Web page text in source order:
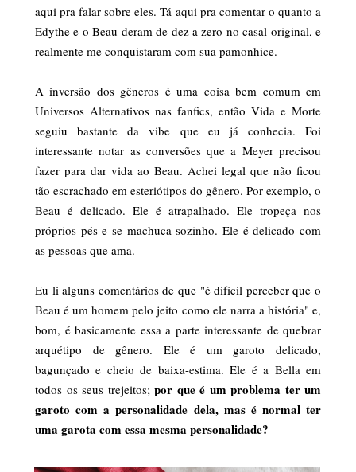
aqui pra falar sobre eles. Tá aqui pra comentar o quanto a
Edythe e o Beau deram de dez a zero no casal original, e
realmente me conquistaram com sua pamonhice.
A inversão dos gêneros é uma coisa bem comum em
Universos Alternativos nas fanfics, então Vida e Morte
seguiu bastante da vibe que eu já conhecia. Foi
interessante notar as conversões que a Meyer precisou
fazer para dar vida ao Beau. Achei legal que não ficou
tão escrachado em esteriótipos do gênero. Por exemplo, o
Beau é delicado. Ele é atrapalhado. Ele tropeça nos
próprios pés e se machuca sozinho. Ele é delicado com
as pessoas que ama.
Eu li alguns comentários de que "é difícil perceber que o
Beau é um homem pelo jeito como ele narra a história" e,
bom, é basicamente essa a parte interessante de quebrar
arquétipo de gênero. Ele é um garoto delicado,
bagunçado e cheio de baixa-estima. Ele é a Bella em
todos os seus trejeitos; por que é um problema ter um
garoto com a personalidade dela, mas é normal ter
uma garota com essa mesma personalidade?